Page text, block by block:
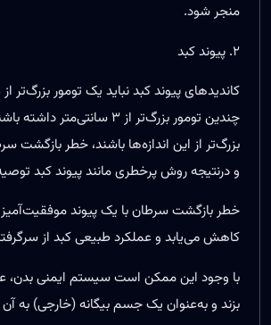
منجر شود.
۲. پیوند کبد
چندین تومور بزرگ‌تر از ۳
بزرگ‌تر از این اندازه‌ها باشند، خطر بازگشت
و درنتیجه روش پرخطری مانند پیوند کبد
خطر بازگشت سرطان با یک پیوند موفقیت‌آمیز
کاهش می‌یابد و عملکرد طبیعی کبد از
با وجود این ممکن است سیستم ایمنی
بزند و به‌عنوان یک جسم بیگانه (خارجی) به